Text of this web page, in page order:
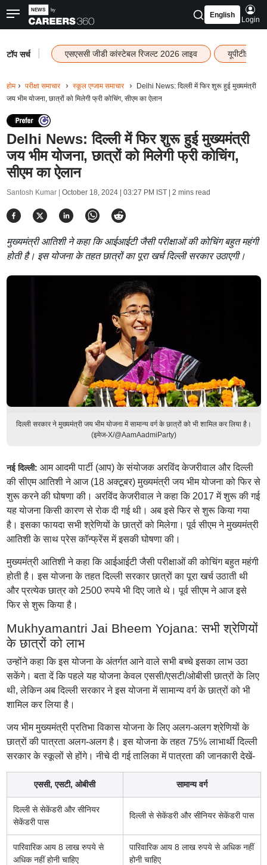
English
Login
टॉप सर्च एसएससी जीडी कांस्टेबल रिजल्ट 2026 लाइव यूपीटीईटी
होम परीक्षा समाचार स्कूल एग्जाम समाचार
Delhi News: दिल्ली में फिर शुरू हुई मुख्यमंत्री
जय भीम योजना, छात्रों को मिलेगी फ्री कोचिंग, सीएम का ऐलान
Delhi News: दिल्ली में फिर शुरू हुई मुख्यमंत्री
जय भीम योजना, छात्रों को मिलेगी फ्री कोचिंग,
सीएम का ऐलान
Santosh Kumar | October 18, 2024 | 03:27 PM IST| 2 mins read
मुख्यमंत्री आतिशी ने कहा कि आईआईटी जैसी परीक्षाओं की कोचिंग बहुत महंगी
होती है। इस योजना के तहत छात्रों का पूरा खर्च दिल्ली सरकार उठाएगी।
दिल्ली सरकार ने मुख्यमंत्री जय भीम योजना में सामान्य वर्ग के छात्रों को भी शामिल कर लिया है।
(इमेज-X/@AamAadmiParty)
नई दिल्ली: आम आदमी पार्टी (आप) के संयोजक अरविंद केजरीवाल और दिल्ली
की सीएम आतिशी ने आज (18 अक्टूबर) मुख्यमंत्री जय भीम योजना को फिर से
शुरू करने की घोषणा की। अरविंद केजरीवाल ने कहा कि 2017 में शुरू की गई
यह योजना किसी कारण से रोक दी गई थी। अब इसे फिर से शुरू किया गया
है। इसका फायदा सभी श्रेणियों के छात्रों को मिलेगा। पूर्व सीएम ने मुख्यमंत्री
आतिशी के साथ प्रेस कॉन्फ्रेंस में इसकी घोषणा की।
मुख्यमंत्री आतिशी ने कहा कि आईआईटी जैसी परीक्षाओं की कोचिंग बहुत महंगी
होती है। इस योजना के तहत दिल्ली सरकार छात्रों का पूरा खर्च उठाती थी
और प्रत्येक छात्र को 2500 रुपये भी दिए जाते थे। पूर्व सीएम ने आज इसे
फिर से शुरू किया है।
Mukhyamantri Jai Bheem Yojana: सभी श्रेणियों
के छात्रों को लाभ
उन्होंने कहा कि इस योजना के अंतर्गत आने वाले सभी बच्चे इसका लाभ उठा
सकेंगे। बता दें कि पहले यह योजना केवल एससी/एसटी/ओबीसी छात्रों के लिए
थी, लेकिन अब दिल्ली सरकार ने इस योजना में सामान्य वर्ग के छात्रों को भी
शामिल कर लिया है।
जय भीम मुख्यमंत्री प्रतिभा विकास योजना के लिए अलग-अलग श्रेणियों के
छात्रों की पात्रता अलग-अलग है। इस योजना के तहत 75% लाभार्थी दिल्ली
सरकार के स्कूलों से होंगे। नीचे दी गई तालिका में पात्रता की जानकारी देखें-
एससी, एसटी, ओबीसी सामान्य वर्ग
दिल्ली से सेकेंडरी और सीनियर
सेकेंडरी पास
दिल्ली से सेकेंडरी और सीनियर सेकेंडरी पास
पारिवारिक आय 8 लाख रुपये से
अधिक नहीं होनी चाहिए
पारिवारिक आय 8 लाख रुपये से अधिक नहीं
होनी चाहिए